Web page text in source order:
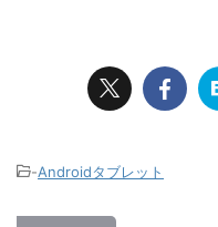
-Androidタブレット